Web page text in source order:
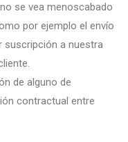
se vea menoscabado
por ejemplo el envío
suscripción a nuestra
de alguno de
contractual entre